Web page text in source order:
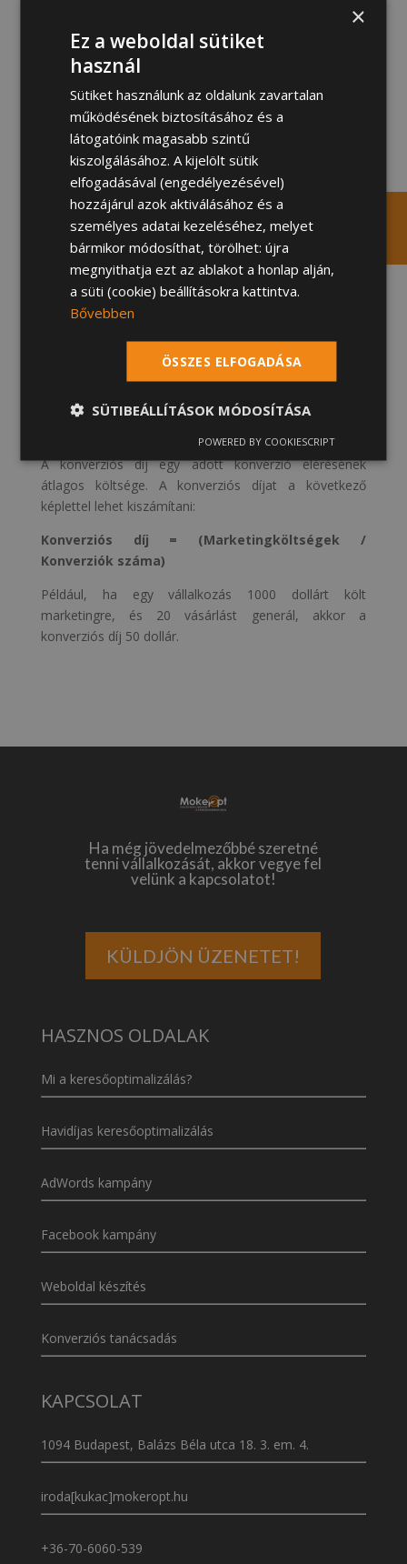
A konverzió egy kívánt cselekvés megvalósulása a
weboldalon vagy más digitális platformon. Ez a
feliratkozás, űrlap kitöltése, tartalom letöltése, videó
megtekintése, vagy bármilyen más, a vállalkozás
számára értékes interakció.
Mit nevezünk konverziós
aránynak?
A konverziós arány az a százalékos arány, amely azt
mutatja, hogy a weboldal látogatói közül hányan
hajtották végre a kívánt cselekvést. A konverziós
arányt a következő képlettel lehet kiszámítani:
Látogatók száma) x 100%
Például, ha egy weboldalnak 1000 látogatója van, és
20 vásárlás történik, akkor a konverziós arány 2%.
Mi az a konverziós díj?
A konverziós díj egy adott konverzió elérésének
átlagos költsége. A konverziós díjat a következő
képlettel lehet kiszámítani:
Konverziós díj = (Marketingköltségek /
Konverziók száma)
Például, ha egy vállalkozás 1000 dollárt költ
marketingre, és 20 vásárlást generál, akkor a
konverziós díj 50 dollár.
Ha még jövedelmezőbbé szeretné
tenni vállalkozását, akkor vegye fel
velünk a kapcsolatot!
KÜLDJÖN ÜZENETET!
HASZNOS OLDALAK
Mi a keresőoptimalizálás?
Havidíjas keresőoptimalizálás
AdWords kampány
Facebook kampány
Weboldal készítés
Konverziós tanácsadás
KAPCSOLAT
1094 Budapest, Balázs Béla utca 18. 3. em. 4.
iroda[kukac]mokeropt.hu
+36-70-6060-539
×
Ez a weboldal sütiket
használ
Sütiket használunk az oldalunk zavartalan
működésének biztosításához és a
látogatóink magasabb szintű
kiszolgálásához. A kijelölt sütik
elfogadásával (engedélyezésével)
hozzájárul azok aktiválásához és a
személyes adatai kezeléséhez, melyet
bármikor módosíthat, törölhet: újra
megnyithatja ezt az ablakot a honlap alján,
a süti (cookie) beállításokra kattintva.
Bővebben
ÖSSZES ELFOGADÁSA
SÜTIBEÁLLÍTÁSOK MÓDOSÍTÁSA
POWERED BY COOKIESCRIPT